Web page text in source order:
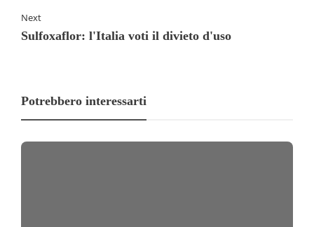
Next
Sulfoxaflor: l'Italia voti il divieto d'uso
Potrebbero interessarti